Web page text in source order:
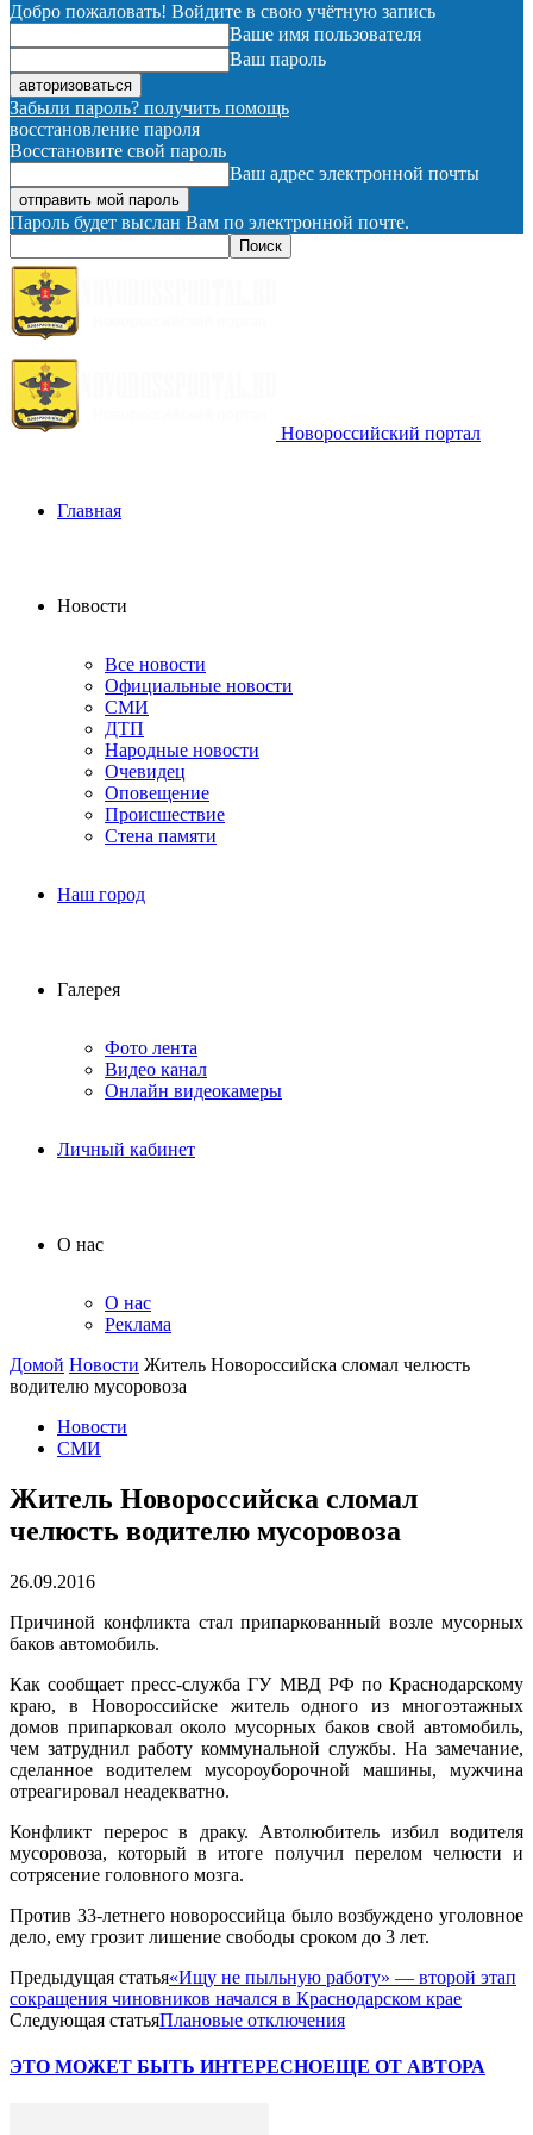
Добро пожаловать! Войдите в свою учётную запись
Ваше имя пользователя
Ваш пароль
Забыли пароль? получить помощь
восстановление пароля
Восстановите свой пароль
Ваш адрес электронной почты
Пароль будет выслан Вам по электронной почте.
Новороссийский портал
Главная
Новости
Все новости
Официальные новости
СМИ
ДТП
Народные новости
Очевидец
Оповещение
Происшествие
Стена памяти
Наш город
Галерея
Фото лента
Видео канал
Онлайн видеокамеры
Личный кабинет
О нас
О нас
Реклама
Домой Новости Житель Новороссийска сломал челюсть
водителю мусоровоза
Новости
СМИ
Житель Новороссийска сломал
челюсть водителю мусоровоза
26.09.2016
Причиной конфликта стал припаркованный возле мусорных
баков автомобиль.
Как сообщает пресс-служба ГУ МВД РФ по Краснодарскому
краю, в Новороссийске житель одного из многоэтажных
домов припарковал около мусорных баков свой автомобиль,
чем затруднил работу коммунальной службы. На замечание,
сделанное водителем мусороуборочной машины, мужчина
отреагировал неадекватно.
Конфликт перерос в драку. Автолюбитель избил водителя
мусоровоза, который в итоге получил перелом челюсти и
сотрясение головного мозга.
Против 33-летнего новороссийца было возбуждено уголовное
дело, ему грозит лишение свободы сроком до 3 лет.
Предыдущая статья«Ищу не пыльную работу» — второй этап
сокращения чиновников начался в Краснодарском крае
Следующая статьяПлановые отключения
ЭТО МОЖЕТ БЫТЬ ИНТЕРЕСНОЕЩЕ ОТ АВТОРА